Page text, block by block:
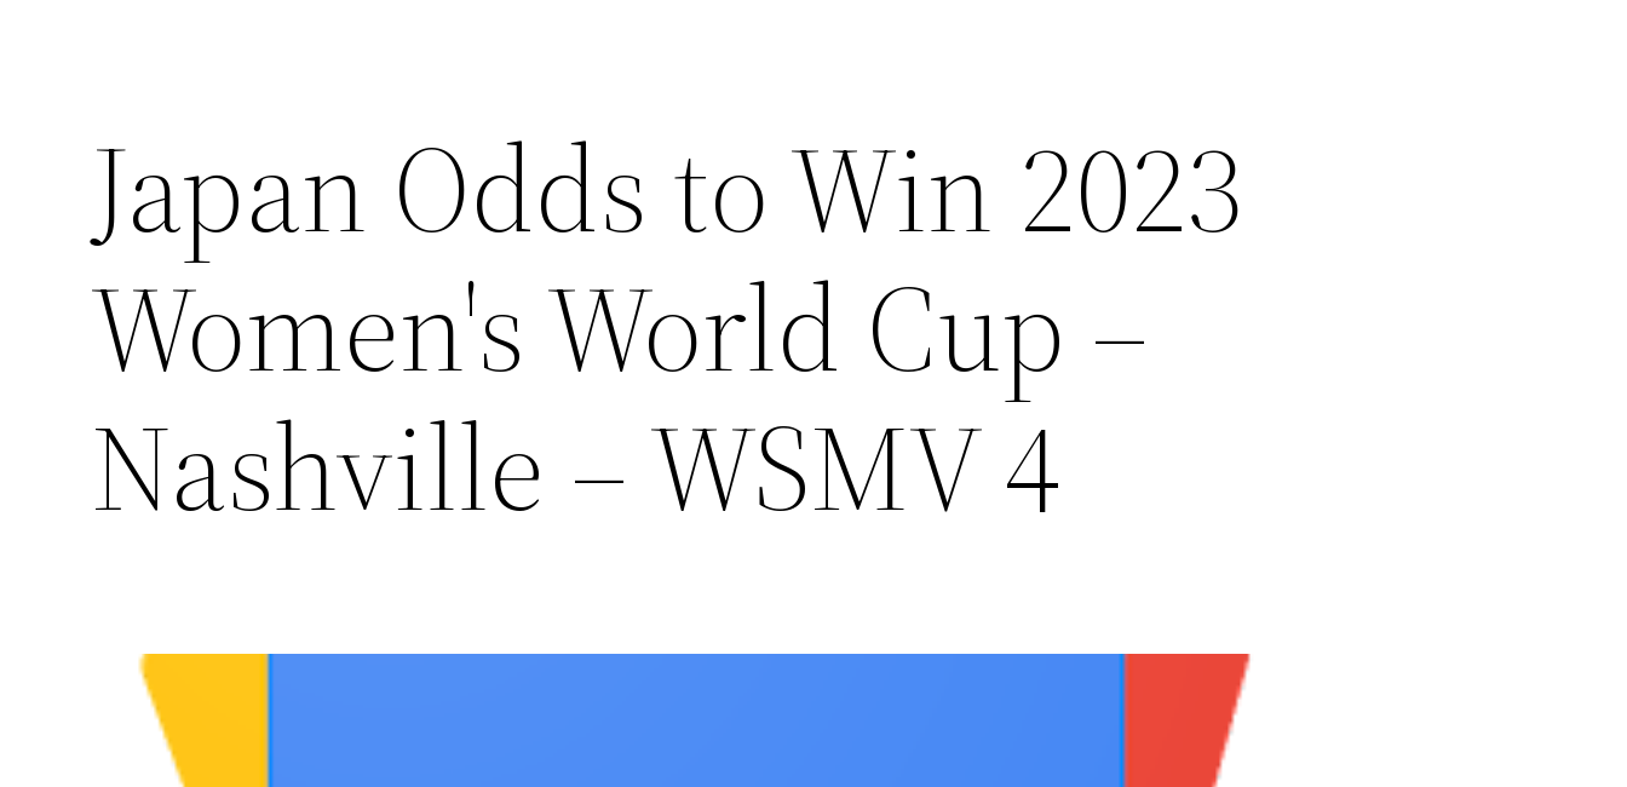
Japan Odds to Win 2023
Women's World Cup –
Nashville – WSMV 4